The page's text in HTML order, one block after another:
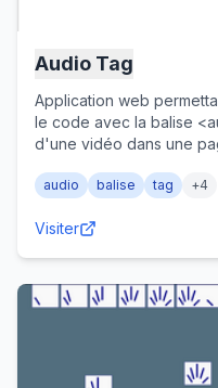
Audio Tag
Application web
le code avec la balise
d'une vidéo dans une
audio balise tag +4
Visiter